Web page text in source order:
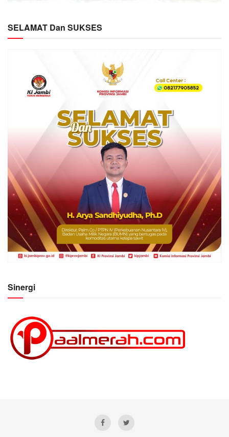
SELAMAT Dan SUKSES
Sinergi